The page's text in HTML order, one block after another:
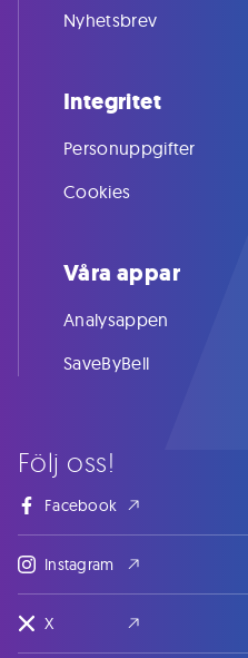
Följ oss!
Facebook
Instagram
X
Nyhetsbrev
Integritet
Personuppgifter
Cookies
Våra appar
Analysappen
SaveByBell